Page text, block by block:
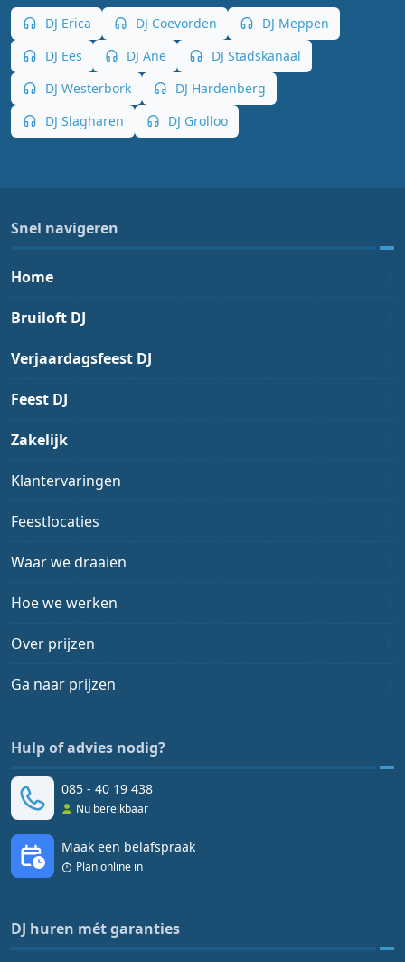
DJ Erica DJ Coevorden
DJ Meppen
DJ Ees
DJ Ane
DJ Stadskanaal
DJ Westerbork
DJ Hardenberg
DJ Slagharen
DJ Grolloo
Snel navigeren
Home
Bruiloft DJ
Verjaardagsfeest DJ
Feest DJ
Zakelijk
Klantervaringen
Feestlocaties
Waar we draaien
Hoe we werken
Over prijzen
Ga naar prijzen
Hulp of advies nodig?
085 - 40 19 438
Nu bereikbaar
Maak een belafspraak
Plan online in
DJ huren mét garanties